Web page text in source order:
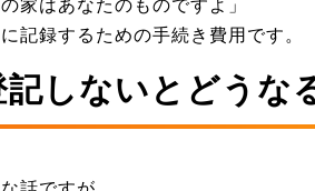
の家はあなたのものですよ」
記録するための手続き費用です。
記しないとどうな